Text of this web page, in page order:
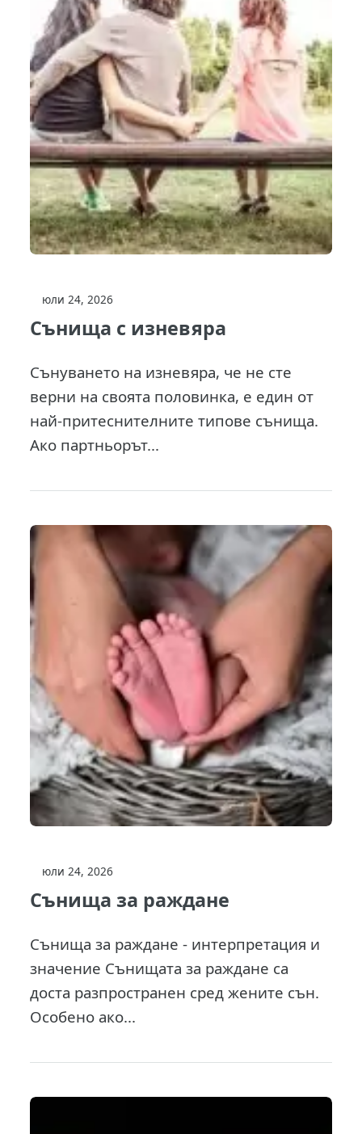
юли 24, 2026
Сънища с изневяра
Сънуването на изневяра, че не сте
верни на своята половинка, е един от
най-притеснителните типове сънища.
Ако партньорът...
юли 24, 2026
Сънища за раждане
Сънища за раждане - интерпретация и
значение Сънищата за раждане са
доста разпространен сред жените сън.
Особено ако...